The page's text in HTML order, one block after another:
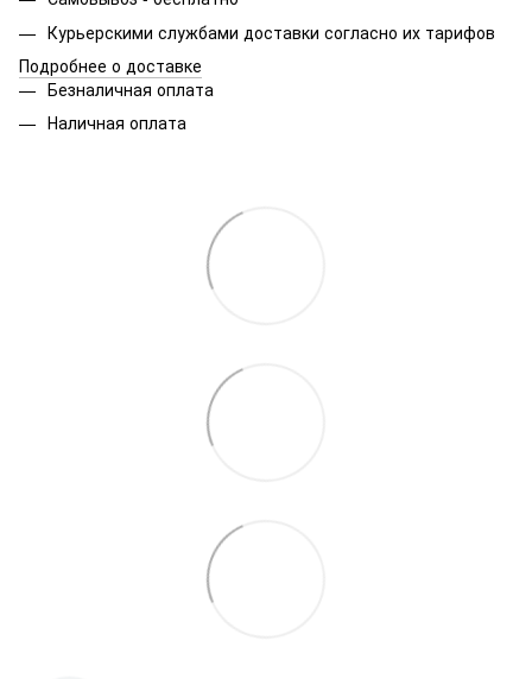
Курьерскими службами доставки согласно их тарифов
Подробнее о доставке
Безналичная оплата
Наличная оплата